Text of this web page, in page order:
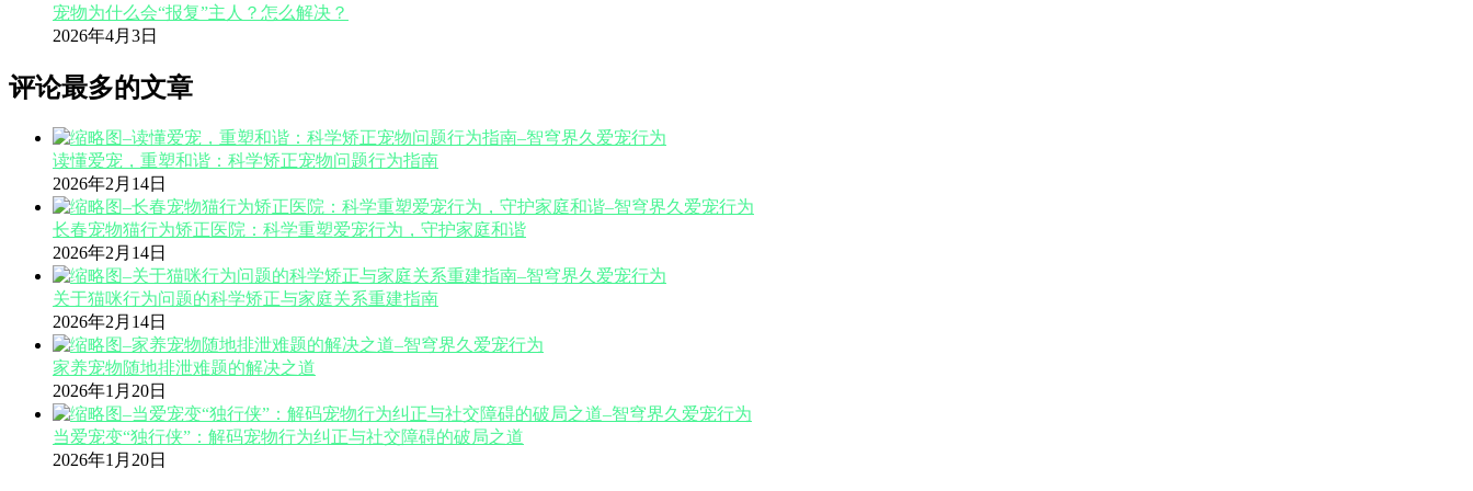
宠物为什么会“报复”主人？怎么解决？
2026年4月3日
评论最多的文章
读懂爱宠，重塑和谐：科学矫正宠物问题行为指南
2026年2月14日
长春宠物猫行为矫正医院：科学重塑爱宠行为，守护家庭和谐
2026年2月14日
关于猫咪行为问题的科学矫正与家庭关系重建指南
2026年2月14日
家养宠物随地排泄难题的解决之道
2026年1月20日
当爱宠变“独行侠”：解码宠物行为纠正与社交障碍的破局之道
2026年1月20日